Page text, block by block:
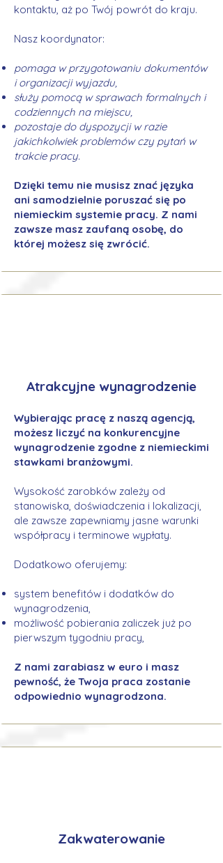
kontaktu, aż po Twój powrót do kraju.
Nasz koordynator:
pomaga w przygotowaniu dokumentów
i organizacji wyjazdu,
służy pomocą w sprawach formalnych i
codziennych na miejscu,
pozostaje do dyspozycji w razie
jakichkolwiek problemów czy pytań w
trakcie pracy.
Dzięki temu nie musisz znać języka
ani samodzielnie poruszać się po
niemieckim systemie pracy. Z nami
zawsze masz zaufaną osobę, do
której możesz się zwrócić.
Atrakcyjne wynagrodzenie
Wybierając pracę z naszą agencją,
możesz liczyć na konkurencyjne
wynagrodzenie zgodne z niemieckimi
stawkami branżowymi.
Wysokość zarobków zależy od
stanowiska, doświadczenia i lokalizacji,
ale zawsze zapewniamy jasne warunki
współpracy i terminowe wypłaty.
Dodatkowo oferujemy:
system benefitów i dodatków do
wynagrodzenia,
możliwość pobierania zaliczek już po
pierwszym tygodniu pracy,
Z nami zarabiasz w euro i masz
pewność, że Twoja praca zostanie
odpowiednio wynagrodzona.
Zakwaterowanie